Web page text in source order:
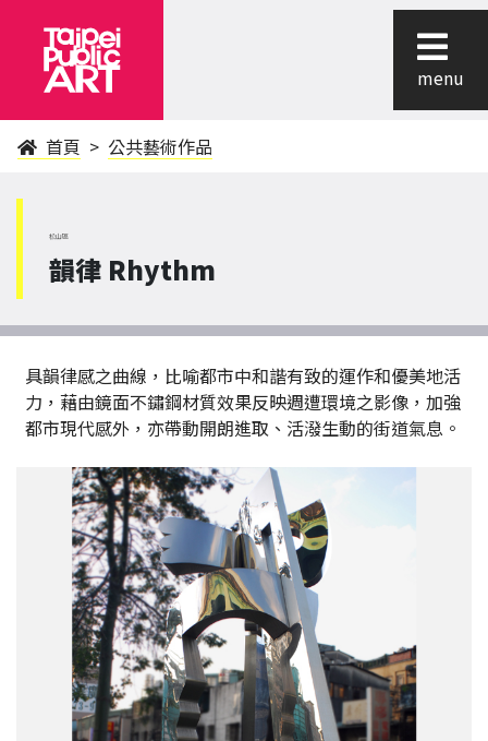
menu
首頁 公共藝術作品
松山區
韻律 Rhythm
具韻律感之曲線，比喻都市中和諧有致的運作和優美地活
力，藉由鏡面不鏽鋼材質效果反映週遭環境之影像，加強
都市現代感外，亦帶動開朗進取、活潑生動的街道氣息。